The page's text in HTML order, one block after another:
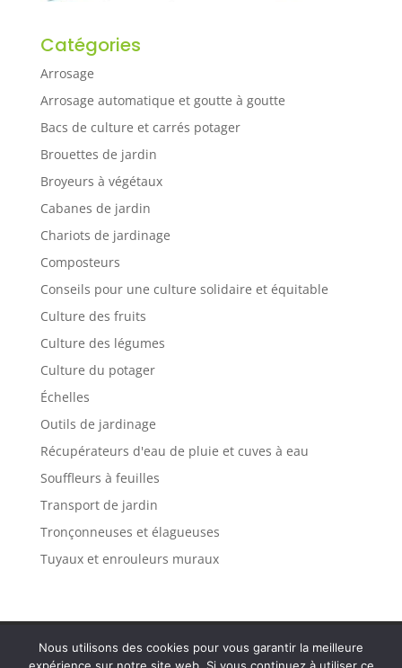
Catégories
Arrosage
Arrosage automatique et goutte à goutte
Bacs de culture et carrés potager
Brouettes de jardin
Broyeurs à végétaux
Cabanes de jardin
Chariots de jardinage
Composteurs
Conseils pour une culture solidaire et équitable
Culture des fruits
Culture des légumes
Culture du potager
Échelles
Outils de jardinage
Récupérateurs d'eau de pluie et cuves à eau
Souffleurs à feuilles
Transport de jardin
Tronçonneuses et élagueuses
Tuyaux et enrouleurs muraux
Politique de confidentialité
Mentions légales
Nous utilisons des cookies pour vous garantir la meilleure